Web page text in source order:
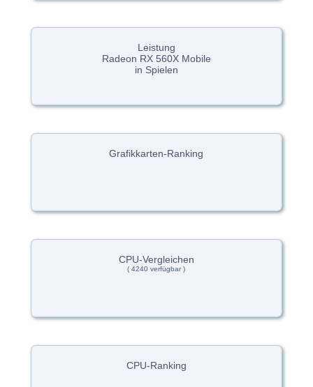
Leistung
Radeon RX 560X Mobile
in Spielen
Grafikkarten-Ranking
CPU-Vergleichen
( 4240 verfügbar )
CPU-Ranking